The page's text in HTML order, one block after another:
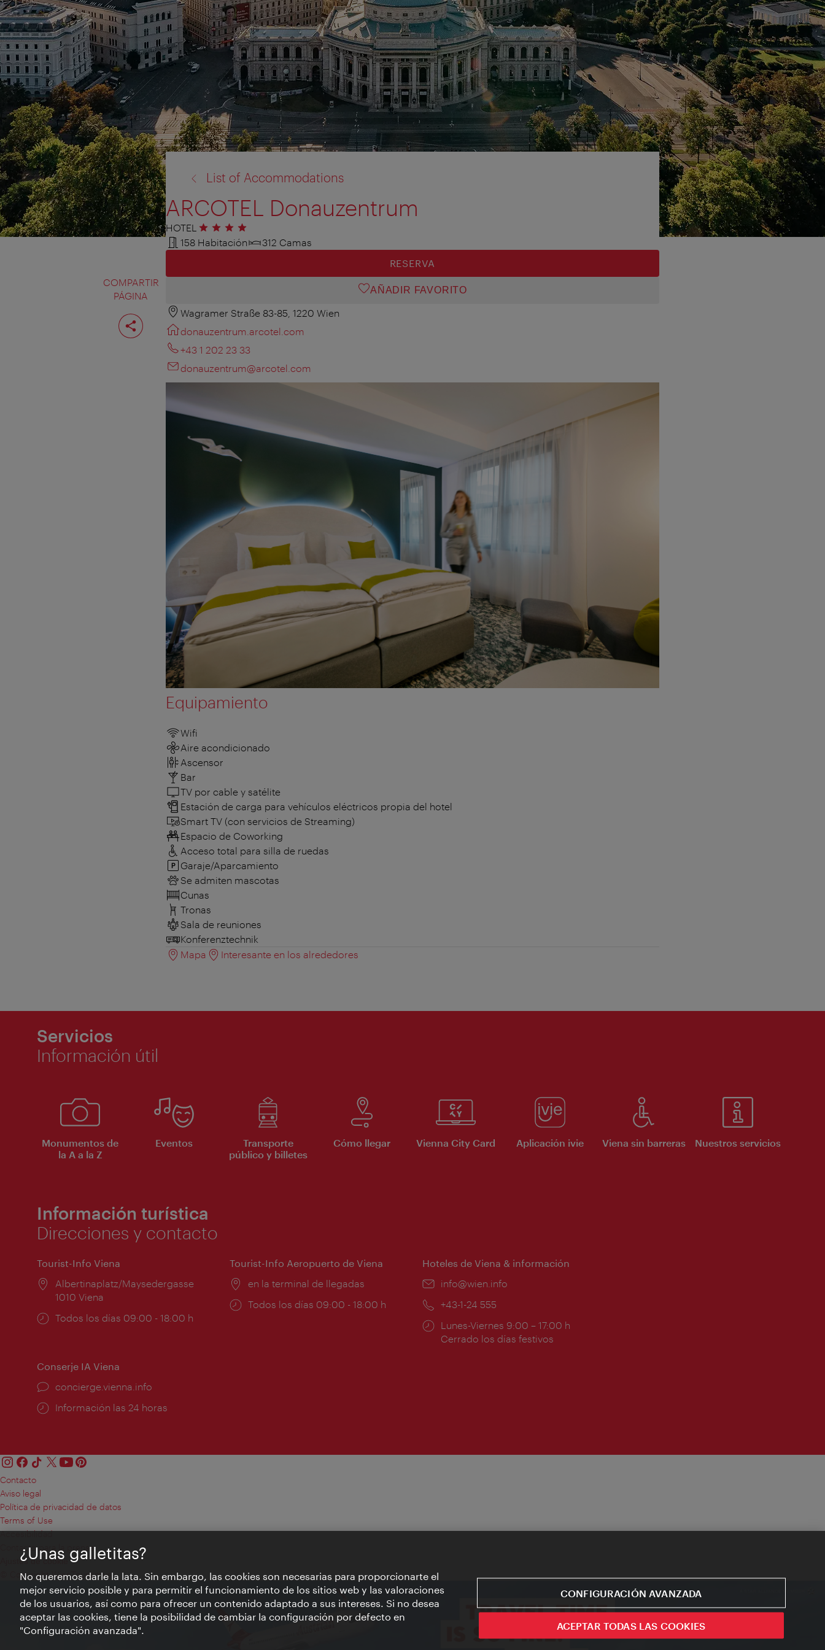
COMPARTIR
PÁGINA
Compartir
página
List of Accommodations
ARCOTEL Donauzentrum
HOTEL 4 estrellas
158 Habitación
312 Camas
RESERVA
AÑADIR FAVORITO
Wagramer Straße 83-85, 1220 Wien
donauzentrum.arcotel.com
+43 1 202 23 33
donauzentrum@arcotel.com
Equipamiento
Wifi
Aire acondicionado
Ascensor
Bar
TV por cable y satélite
Estación de carga para vehículos eléctricos propia del hotel
Smart TV (con servicios de Streaming)
Espacio de Coworking
Acceso total para silla de ruedas
Garaje/Aparcamiento
Se admiten mascotas
Cunas
Tronas
Sala de reuniones
Konferenztechnik
Mapa
Interesante en los alrededores
Servicios
Información útil
Monumentos de
la A a la Z
Eventos
Transporte
público y billetes
Cómo llegar Vienna City Card Aplicación ivie Viena sin barreras Nuestros servicios
Información turística
Direcciones y contacto
Tourist-Info Viena
Lugar:
Albertinaplatz/Maysedergasse
1010 Viena
Horarios
Todos los días 09:00 - 18:00 h
Tourist-Info Aeropuerto de Viena
Lugar:
en la terminal de llegadas
Horarios
Todos los días 09:00 - 18:00 h
Hoteles de Viena & información
e-
info@wien.info
Teléfono:
+43-1-24 555
Horarios
de
Lunes-Viernes 9:00 – 17:00 h
Cerrado los días festivos
Conserje IA Viena
concierge.vienna.info
Información las 24 horas
Contacto
Aviso legal
Política de privacidad de datos
Terms of Use
Accesibilidad
Contacto para la prensa
Ajustes de cookie
© Copyright WienTourismus
¿Unas galletitas?
No queremos darle la lata. Sin embargo, las cookies son necesarias para proporcionarte el
mejor servicio posible y para permitir el funcionamiento de los sitios web y las valoraciones
de los usuarios, así como para ofrecer un contenido adaptado a sus intereses. Si no desea
aceptar las cookies, tiene la posibilidad de cambiar la configuración por defecto en
"Configuración avanzada".
CONFIGURACIÓN AVANZADA
ACEPTAR TODAS LAS COOKIES